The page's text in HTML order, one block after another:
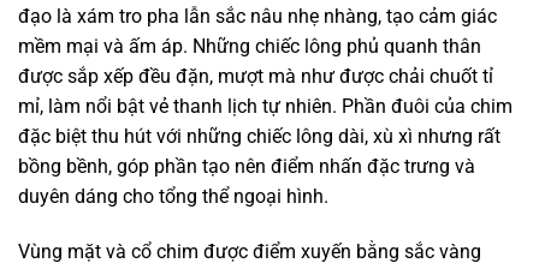
đạo là xám tro pha lẫn sắc nâu nhẹ nhàng, tạo cảm giác
mềm mại và ấm áp. Những chiếc lông phủ quanh thân
được sắp xếp đều đặn, mượt mà như được chải chuốt tỉ
mỉ, làm nổi bật vẻ thanh lịch tự nhiên. Phần đuôi của chim
đặc biệt thu hút với những chiếc lông dài, xù xì nhưng rất
bồng bềnh, góp phần tạo nên điểm nhấn đặc trưng và
duyên dáng cho tổng thể ngoại hình.
Vùng mặt và cổ chim được điểm xuyến bằng sắc vàng